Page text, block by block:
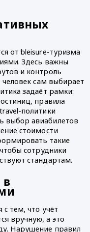
от bleisure-туризма
Здесь важны
и контроль
сам выбирает
задаёт рамки:
правила
политики
выбор авиабилетов
стоимости
такие
сотрудники
стандартам.
с тем, что учёт
вручную, а это
Нарушение правил